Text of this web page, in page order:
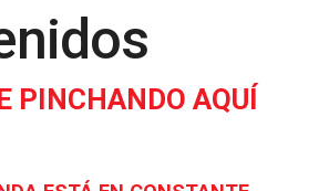
PINCHANDO AQUÍ